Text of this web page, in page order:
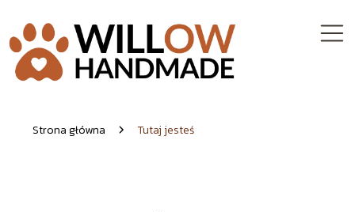
Strona główna Tutaj jesteś